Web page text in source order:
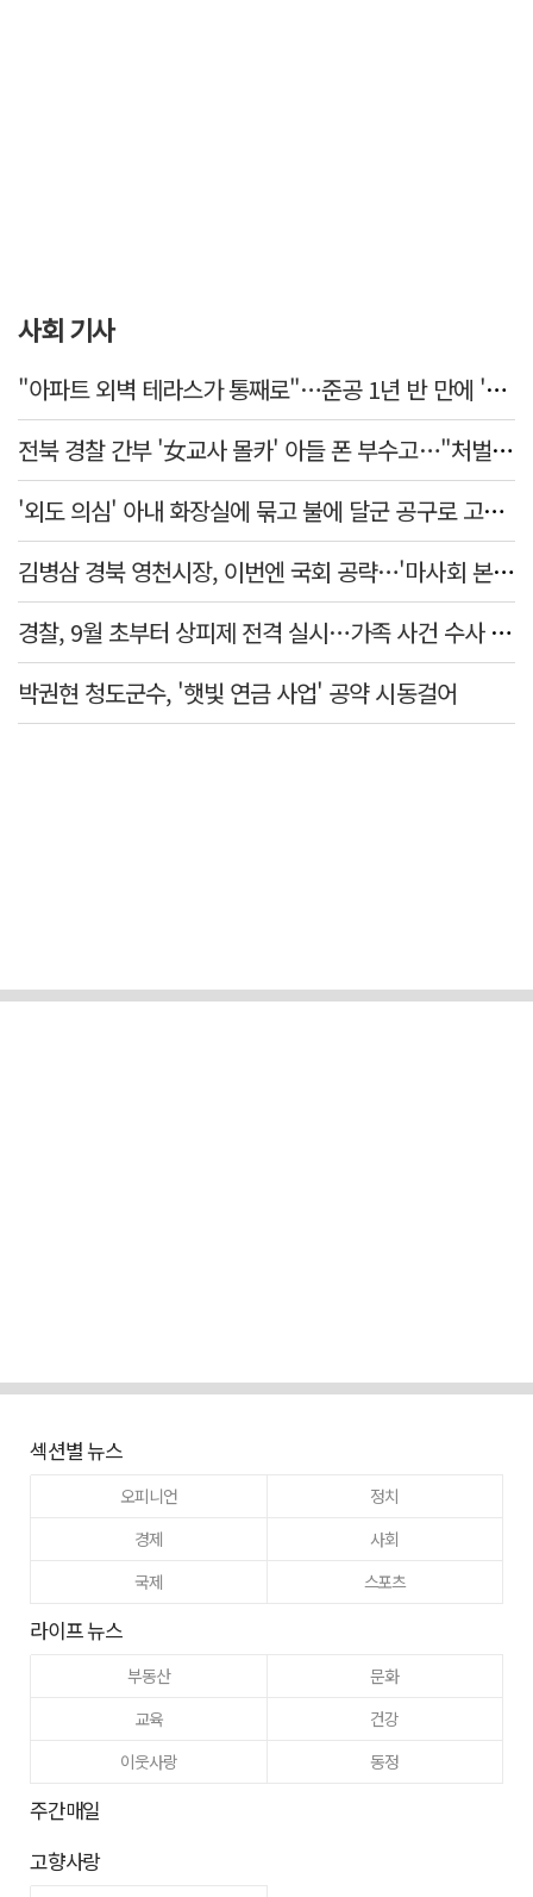
사회 기사
"아파트 외벽 테라스가 통째로"…준공 1년 반 만에 '아찔 사고'
전북 경찰 간부 '女교사 몰카' 아들 폰 부수고…"처벌 못하는 사안" 내부망에 글
'외도 의심' 아내 화장실에 묶고 불에 달군 공구로 고문…남편 검거
김병삼 경북 영천시장, 이번엔 국회 공략…'마사회 본사 이전·광역교통망 확충' 요청
경찰, 9월 초부터 상피제 전격 실시…가족 사건 수사 못해
박권현 청도군수, '햇빛 연금 사업' 공약 시동걸어
섹션별 뉴스
오피니언
정치
경제
사회
국제
스포츠
라이프 뉴스
부동산
문화
교육
건강
이웃사랑
동정
주간매일
고향사랑